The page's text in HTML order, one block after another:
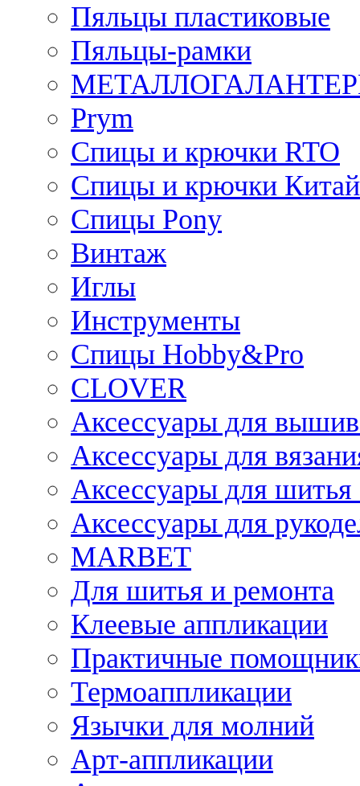
Пяльцы пластиковые
Пяльцы-рамки
Prym
Спицы и крючки RTO
Спицы и крючки Китай
Спицы Pony
Винтаж
Иглы
Инструменты
Спицы Hobby&Pro
CLOVER
Аксессуары для
Аксессуары для
Аксессуары для
Аксессуары для
MARBET
Для шитья и ремонта
Клеевые аппликации
Практичные
Термоаппликации
Язычки для молний
Арт-аппликации